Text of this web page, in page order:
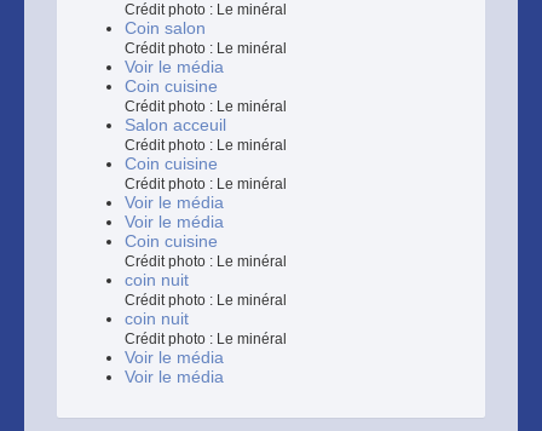
Crédit photo : Le minéral
Coin salon
Crédit photo : Le minéral
Voir le média
Coin cuisine
Crédit photo : Le minéral
Salon acceuil
Crédit photo : Le minéral
Coin cuisine
Crédit photo : Le minéral
Voir le média
Voir le média
Coin cuisine
Crédit photo : Le minéral
coin nuit
Crédit photo : Le minéral
coin nuit
Crédit photo : Le minéral
Voir le média
Voir le média